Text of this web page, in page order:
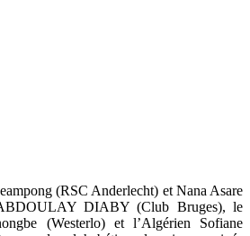
(RSC Anderlecht) et Nana Asare
DIABY (Club Bruges), le
(Westerlo) et l’Algérien Sofiane